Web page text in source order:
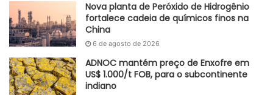
Nova planta de Peróxido de Hidrogênio
fortalece cadeia de químicos finos na
China
6 de agosto de 2026
ADNOC mantém preço de Enxofre em
US$ 1.000/t FOB, para o subcontinente
indiano